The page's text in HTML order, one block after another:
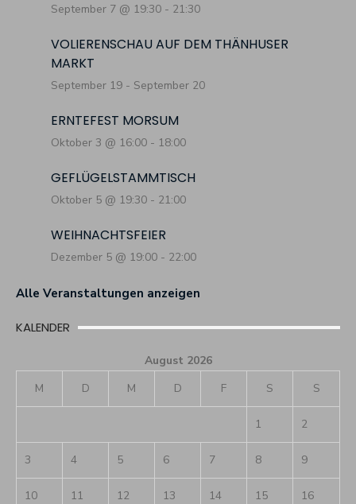
September 7 @ 19:30 - 21:30
VOLIERENSCHAU AUF DEM THÄNHUSER
MARKT
September 19 - September 20
ERNTEFEST MORSUM
Oktober 3 @ 16:00 - 18:00
GEFLÜGELSTAMMTISCH
Oktober 5 @ 19:30 - 21:00
WEIHNACHTSFEIER
Dezember 5 @ 19:00 - 22:00
Alle Veranstaltungen anzeigen
KALENDER
August 2026
M
D M D F S S
1 2
3 4 5 6 7 8 9
10 11 12 13 14 15 16